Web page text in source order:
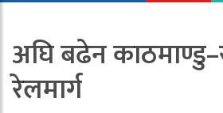
अघि बढेन
रेलमार्ग